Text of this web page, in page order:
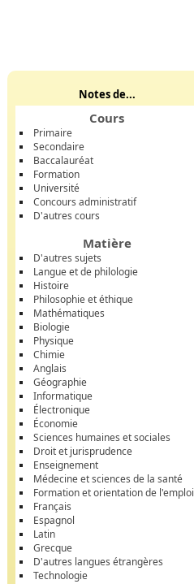
Notes de...
Cours
Primaire
Secondaire
Baccalauréat
Formation
Université
Concours administratif
D'autres cours
Matière
D'autres sujets
Langue et de philologie
Histoire
Philosophie et éthique
Mathématiques
Biologie
Physique
Chimie
Anglais
Géographie
Informatique
Électronique
Économie
Sciences humaines et sociales
Droit et jurisprudence
Enseignement
Médecine et sciences de la santé
Formation et orientation de l'emploi
Français
Espagnol
Latin
Grecque
D'autres langues étrangères
Technologie